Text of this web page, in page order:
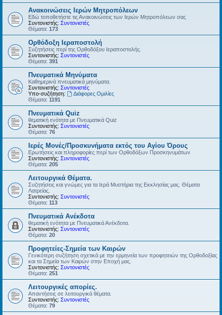
Ανακοινώσεις Ιερών Μητροπόλεων
Εδώ τοποθετήστε τις Ανακοινώσεις των Ιερών Μητροπόλεων σας
Συντονιστής: Συντονιστές
Θέματα: 173
Ορθόδοξη Ιεραποστολή
Συζητήσεις περί της Ορθοδόξου Ιεραποστολής.
Συντονιστής: Συντονιστές
Θέματα: 391
Πνευματικά Μηνύματα
Καθημερινά πνευματικά μηνύματα.
Συντονιστής: Συντονιστές
Υπο-συζήτηση:
Διάφορες Ομιλίες
Θέματα: 1191
Πνευματικά Quiz
θεματική ενότητα με Πνευματικά Quiz
Συντονιστής: Συντονιστές
Θέματα: 76
Ιερές Μονές/Προσκυνήματα εκτός του Αγίου Όρους
Ερωτήσεις και πληροφορίες περί των Ορθοδόξων Προσκηνυμάτων
Συντονιστής: Συντονιστές
Θέματα: 205
Λειτουργικά Θέματα.
Συζητήσεις και γνώμες για τα Ιερά Μυστήρια της Εκκλησίας μας. Θέματα
Λατρείας.
Συντονιστής: Συντονιστές
Θέματα: 113
Πνευματικά Ανέκδοτα
θεματική ενότητα με Πνευματικά Ανέκδοτα.
Συντονιστής: Συντονιστές
Θέματα: 20
Προφητείες-Σημεία των Καιρών
Γενικότερη συζήτηση σχετικά με την ερμηνεία των προφητειών της Ορθοδοξίας
και τα Σημεία των Καιρών στην Εποχή μας.
Συντονιστής: Συντονιστές
Θέματα: 251
Λειτουργικές απορίες.
Απαντήσεις σε λειτουργικά θέματα.
Συντονιστής: Συντονιστές
Θέματα: 79